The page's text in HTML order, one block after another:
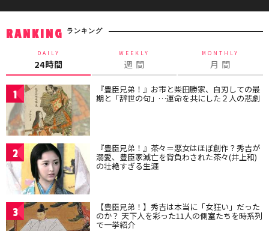
RANKING ランキング
DAILY
24時間
WEEKLY
週 間
MONTHLY
月 間
1 『豊臣兄弟！』お市と柴田勝家、自刃しての最
期と「辞世の句」…運命を共にした２人の悲劇
2 『豊臣兄弟！』茶々＝悪女はほぼ創作？秀吉が
溺愛、豊臣家滅亡を背負わされた茶々(井上和)
の壮絶すぎる生涯
3 【豊臣兄弟！】秀吉は本当に「女狂い」だった
のか？ 天下人を彩った11人の側室たちを時系列
で一挙紹介